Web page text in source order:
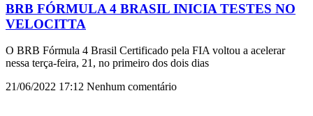
BRB FÓRMULA 4 BRASIL INICIA TESTES NO
VELOCITTA
O BRB Fórmula 4 Brasil Certificado pela FIA voltou a acelerar
nessa terça-feira, 21, no primeiro dos dois dias
21/06/2022 17:12 Nenhum comentário